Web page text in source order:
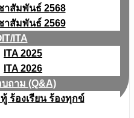
าสัมพันธ์ 2568
าสัมพันธ์ 2569
ITA
ITA 2025
ITA 2026
ถาม (Q&A)
ร้องเรียน ร้องทุกข์